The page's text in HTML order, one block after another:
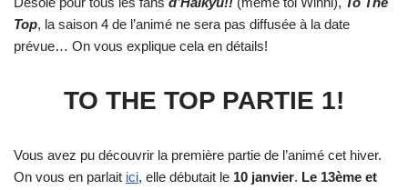
Top, la saison 4 de l’animé ne sera pas diffusée à la date
prévue… On vous explique cela en détails!
TO THE TOP PARTIE 1!
Vous avez pu découvrir la première partie de l’animé cet hiver.
On vous en parlait ici, elle débutait le 10 janvier. Le 13ème et